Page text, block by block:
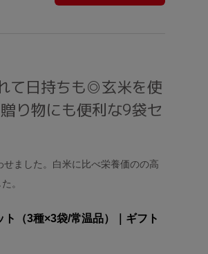
て日持ちも◎玄米を使
り物にも便利な9袋セ
ました。白米に比べ栄養価のの高
。
（3種×3袋/常温品）｜ギフト